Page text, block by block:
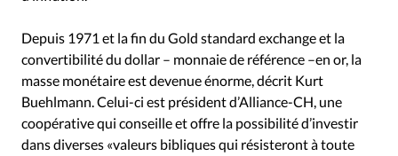
Depuis 1971 et la fin du Gold standard exchange et la
convertibilité du dollar – monnaie de référence –en or, la
masse monétaire est devenue énorme, décrit Kurt
Buehlmann. Celui-ci est président d’Alliance-CH, une
coopérative qui conseille et offre la possibilité d’investir
dans diverses «valeurs bibliques qui résisteront à toute